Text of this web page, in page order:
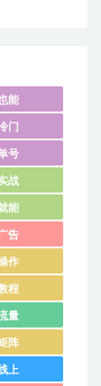
能
门
号
战
能
广告
作
程
量
阵
上